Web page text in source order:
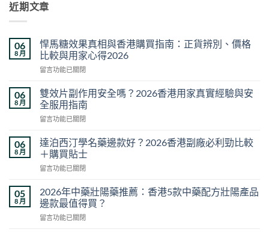
近期文章
06
8 月
悍馬糖效果真相與香港購買指南：正貨辨別、價格
比較與用家心得2026
在
馬
糖
效
果
相
與
香
港
買
指
正
留言功能已關閉
06
8 月
雙效片副作用安全嗎？2026香港用家真實經驗與安
全服用指南
在
效
片
副
作
安
全
嗎？
2026
留言功能已關閉
06
8 月
達泊西汀學名藥邊款好？2026香港副廠必利勁比較
＋購買貼士
在
泊
西
汀
學
留言功能已關閉
05
8 月
2026年中藥壯陽藥推薦：香港5款中藥配方壯陽產品
邊款最值得買？
在
留言功能已關閉